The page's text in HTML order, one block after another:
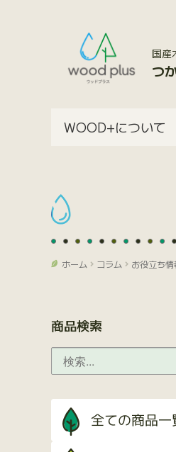
国産
つ
WOOD+について
ホーム コラム お役立ち
商品検索